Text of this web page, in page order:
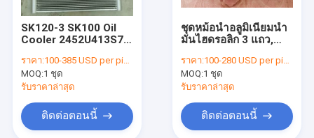
หม้อน้ำรถปราบดิน
หม้อน้ำรถบรรทุกหนัก
หม้อน้ำรถบรรทุกดีเซล
อินเตอร์คูลเลอร์รถบรรทุก
SK120-3 SK100 Oil
Cooler 2452U413S7
Excavator ไฮดรอลิก
ราคา:100-385 USD per piece
MOQ:1 ชุด
รับราคาล่าสุด
ติดต่อตอนนี้
ชุดหม้อน้ำอลูมิเนียมน้ำ
มันไฮดรอลิก 3 แถว,
22x19 Radiator
ราคา:100-280 USD per piece
MOQ:1 ชุด
รับราคาล่าสุด
ติดต่อตอนนี้